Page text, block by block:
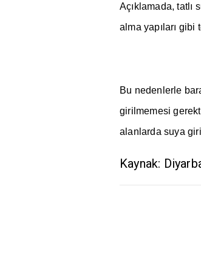
Açı klamada, tatl ı
alma yapı ları gibi
Bu nedenlerle
girilmemesi
alanlarda suya
Kaynak: